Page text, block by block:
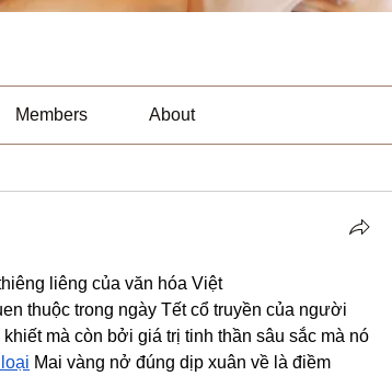
Members About
liêng của văn hóa Việt
thuộc trong ngày Tết cổ truyền của người
mà còn bởi giá trị tinh thần sâu sắc mà nó
Mai vàng nở đúng dịp xuân về là điềm